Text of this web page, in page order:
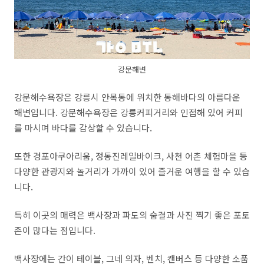
강문해변
강문해수욕장은 강릉시 안목동에 위치한 동해바다의 아름다운
해변입니다. 강문해수욕장은 강릉커피거리와 인접해 있어 커피
를 마시며 바다를 감상할 수 있습니다.
또한 경포아쿠아리움, 정동진레일바이크, 사천 어촌 체험마을 등
다양한 관광지와 놀거리가 가까이 있어 즐거운 여행을 할 수 있습
니다.
특히 이곳의 매력은 백사장과 파도의 숨결과 사진 찍기 좋은 포토
존이 많다는 점입니다.
백사장에는 간이 테이블, 그네 의자, 벤치, 캔버스 등 다양한 소품